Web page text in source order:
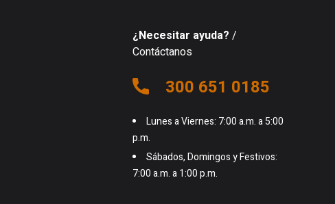
¿Necesitar ayuda? /
Contáctanos
300 651 0185
Lunes a Viernes: 7:00 a.m. a 5:00
p.m.
Sábados, Domingos y Festivos:
7:00 a.m. a 1:00 p.m.